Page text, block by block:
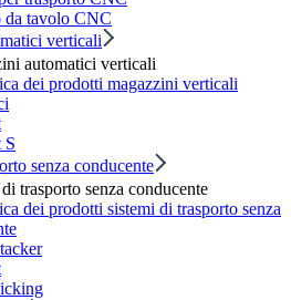
da tavolo CNC
verticali
automatici verticali
dei prodotti magazzini verticali
S
senza conducente
trasporto senza conducente
dei prodotti sistemi di trasporto senza